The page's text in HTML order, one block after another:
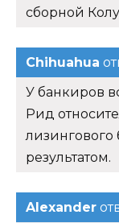
сборной
Chihuahua
У банкиров
Рид
лизингового
результатом.
Alexander